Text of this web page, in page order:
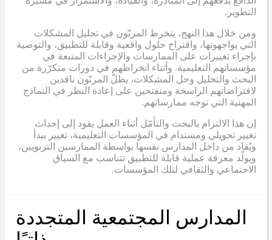
التطوير.
ومن خلال هذا النهج، ينخرط المربّون في تحليل المشكلات
التي يواجهونها، واقتراح حلول واقعية وقابلة للتطبيق، والتوصية
بإجراء تغييرات على الممارسات والإجراءات المتبعة في
مؤسساتهم التعليمية. وأثناء انخراطهم في دورات متكرّرة من
البحث والتحليل وحل المشكلات، يظلّ المربّون ناقدين
لافتراضاتهم الراسخة ومنفتحين على إعادة النظر في النماذج
المهنية التي توجه ممارساتهم.
إن هذا الالتزام بالبحث والتأمّل أثناء العمل يقود إلى إحداث
تغيير تحويلي ومستدام في المؤسسات التعليمية، تغيير يبدأ
ويُقاد من داخل المدارس نفسها بواسطة الممارسين التربويين،
ويولّد معرفة عملية قابلة للتطبيق تتناسب مع السياق
الاجتماعي والثقافي لتلك المؤسسات.
المدارس المجتمعية المتجددة